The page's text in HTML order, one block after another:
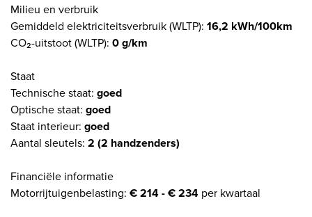
Milieu en verbruik
Gemiddeld elektriciteitsverbruik (WLTP): 16,2 kWh/100km
CO₂-uitstoot (WLTP): 0 g/km
Staat
Technische staat: goed
Optische staat: goed
Staat interieur: goed
Aantal sleutels: 2 (2 handzenders)
Financiële informatie
Motorrijtuigenbelasting: € 214 - € 234 per kwartaal